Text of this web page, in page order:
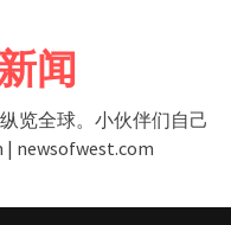
闻
览全球。小伙伴们自己
newsofwest.com